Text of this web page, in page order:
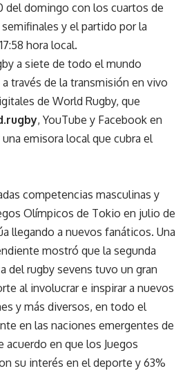
del domingo con los cuartos de
y el partido por la
hora local.
a siete de todo el mundo
través de la transmisión en vivo
de World Rugby, que
, YouTube y Facebook en
emisora ​​local que cubra el
competencias masculinas y
Olímpicos de Tokio en julio de
llegando a nuevos fanáticos. Una
mostró que la segunda
del rugby sevens tuvo un gran
al involucrar e inspirar a nuevos
y más diversos, en todo el
en las naciones emergentes de
acuerdo en que los Juegos
su interés en el deporte y 63%